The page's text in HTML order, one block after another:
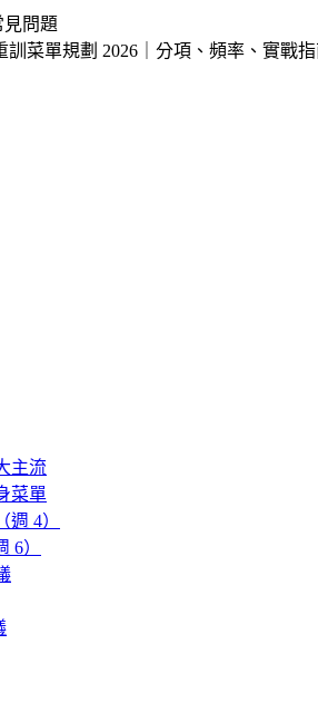
見問題
訓菜單規劃 2026｜分項、頻率、實戰
主流
菜單
週 4）
6）